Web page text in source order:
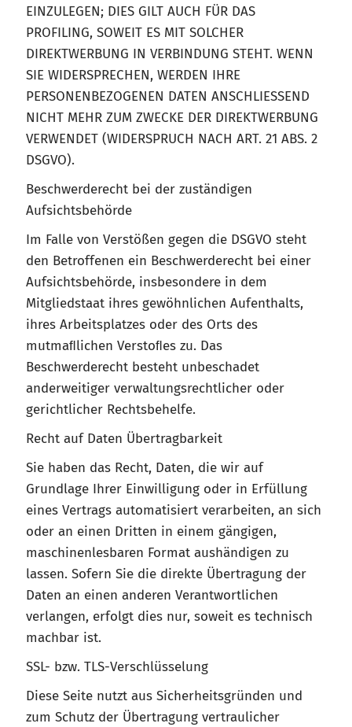
EINZULEGEN; DIES GILT AUCH FÜR DAS
PROFILING, SOWEIT ES MIT SOLCHER
DIREKTWERBUNG IN VERBINDUNG STEHT. WENN
SIE WIDERSPRECHEN, WERDEN IHRE
PERSONENBEZOGENEN DATEN ANSCHLIESSEND
NICHT MEHR ZUM ZWECKE DER DIREKTWERBUNG
VERWENDET (WIDERSPRUCH NACH ART. 21 ABS. 2
DSGVO).
Beschwerderecht bei der zuständigen
Aufsichtsbehörde
Im Falle von Verstößen gegen die DSGVO steht
den Betroffenen ein Beschwerderecht bei einer
Aufsichtsbehörde, insbesondere in dem
Mitgliedstaat ihres gewöhnlichen Aufenthalts,
ihres Arbeitsplatzes oder des Orts des
mutmaﬂlichen Verstoﬂes zu. Das
Beschwerderecht besteht unbeschadet
anderweitiger verwaltungsrechtlicher oder
gerichtlicher Rechtsbehelfe.
Recht auf Daten Übertragbarkeit
Sie haben das Recht, Daten, die wir auf
Grundlage Ihrer Einwilligung oder in Erfüllung
eines Vertrags automatisiert verarbeiten, an sich
oder an einen Dritten in einem gängigen,
maschinenlesbaren Format aushändigen zu
lassen. Sofern Sie die direkte Übertragung der
Daten an einen anderen Verantwortlichen
verlangen, erfolgt dies nur, soweit es technisch
machbar ist.
SSL- bzw. TLS-Verschlüsselung
Diese Seite nutzt aus Sicherheitsgründen und
zum Schutz der Übertragung vertraulicher